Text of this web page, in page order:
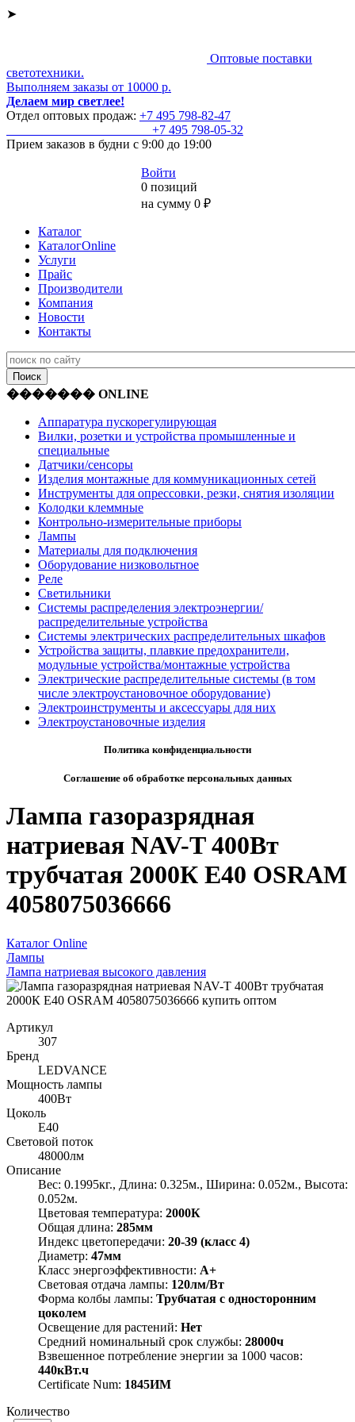
➤
Оптовые поставки
светотехники.
Выполняем заказы от 10000 р.
Делаем мир светлее!
Отдел оптовых продаж: +7 495 798-82-47
+7 495 798-05-32
Прием заказов в будни с 9:00 до 19:00
Войти
0 позиций
на сумму 0 ₽
Каталог
КаталогOnline
Услуги
Прайс
Производители
Компания
Новости
Контакты
������� ONLINE
Аппаратура пускорегулирующая
Вилки, розетки и устройства промышленные и
специальные
Датчики/сенсоры
Изделия монтажные для коммуникационных сетей
Инструменты для опрессовки, резки, снятия изоляции
Колодки клеммные
Контрольно-измерительные приборы
Лампы
Материалы для подключения
Оборудование низковольтное
Реле
Светильники
Системы распределения электроэнергии/
распределительные устройства
Системы электрических распределительных шкафов
Устройства защиты, плавкие предохранители,
модульные устройства/монтажные устройства
Электрические распределительные системы (в том
числе электроустановочное оборудование)
Электроинструменты и аксессуары для них
Электроустановочные изделия
Политика конфиденциальности
Соглашение об обработке персональных данных
Лампа газоразрядная
натриевая NAV-T 400Вт
трубчатая 2000К E40 OSRAM
4058075036666
Каталог Online
Лампы
Лампа натриевая высокого давления
Артикул
307
Бренд
LEDVANCE
Мощность лампы
400Вт
Цоколь
E40
Световой поток
48000лм
Описание
Вес: 0.1995кг., Длина: 0.325м., Ширина: 0.052м., Высота:
0.052м.
Цветовая температура: 2000К
Общая длина: 285мм
Индекс цветопередачи: 20-39 (класс 4)
Диаметр: 47мм
Класс энергоэффективности: A+
Световая отдача лампы: 120лм/Вт
Форма колбы лампы: Трубчатая с односторонним
цоколем
Освещение для растений: Нет
Средний номинальный срок службы: 28000ч
Взвешенное потребление энергии за 1000 часов:
440кВт.ч
Certificate Num: 1845ИМ
Количество